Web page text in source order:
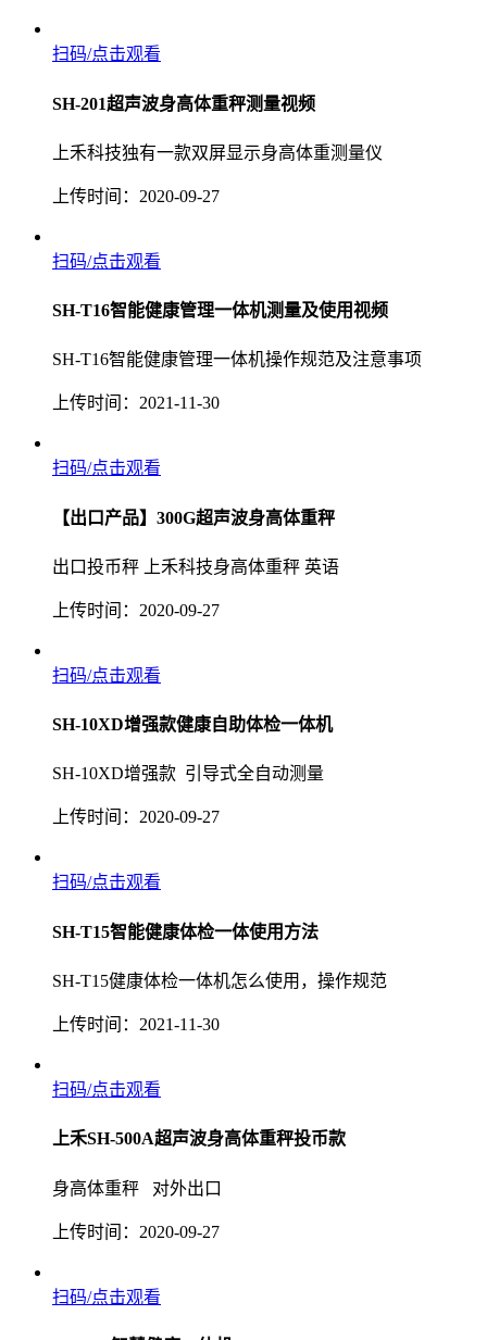
扫码/点击观看
SH-201超声波身高体重秤测量视频
上禾科技独有一款双屏显示身高体重测量仪
上传时间：2020-09-27
扫码/点击观看
SH-T16智能健康管理一体机测量及使用视频
SH-T16智能健康管理一体机操作规范及注意事项
上传时间：2021-11-30
扫码/点击观看
【出口产品】300G超声波身高体重秤
出口投币秤 上禾科技身高体重秤 英语
上传时间：2020-09-27
扫码/点击观看
SH-10XD增强款健康自助体检一体机
SH-10XD增强款 引导式全自动测量
上传时间：2020-09-27
扫码/点击观看
SH-T15智能健康体检一体使用方法
SH-T15健康体检一体机怎么使用，操作规范
上传时间：2021-11-30
扫码/点击观看
上禾SH-500A超声波身高体重秤投币款
身高体重秤 对外出口
上传时间：2020-09-27
扫码/点击观看